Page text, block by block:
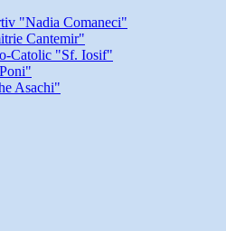
"Nadia Comaneci"
Cantemir"
Catolic "Sf. Iosif"
Asachi"